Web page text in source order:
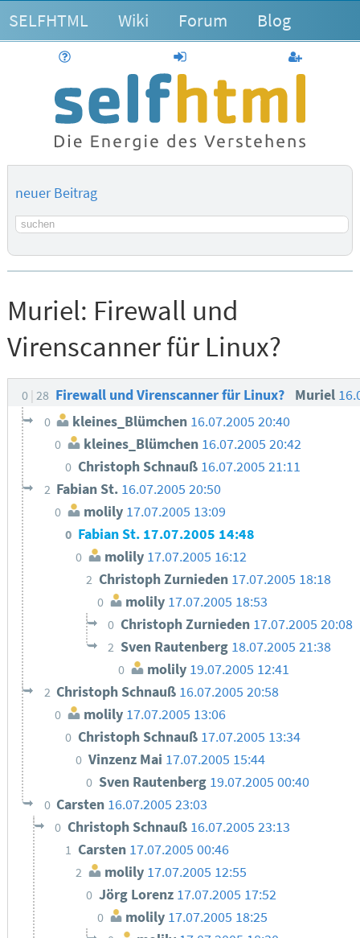
SELFHTML Wiki Forum Blog
anmelden
neuer Beitrag
Suchbegriff
Muriel: Firewall und
Virenscanner für Linux?
0 28 Firewall und Virenscanner für Linux? Muriel
0 kleines_Blümchen 16.07.2005 20:40
0 kleines_Blümchen 16.07.2005 20:42
0 Christoph Schnauß 16.07.2005 21:11
2 Fabian St. 16.07.2005 20:50
0 molily 17.07.2005 13:09
0 Fabian St. 17.07.2005 14:48
0 molily 17.07.2005 16:12
2 Christoph Zurnieden 17.07.2005 18:18
0 molily 17.07.2005 18:53
0 Christoph Zurnieden 17.07.2005 20:08
2 Sven Rautenberg 18.07.2005 21:38
0 molily 19.07.2005 12:41
2 Christoph Schnauß 16.07.2005 20:58
0 molily 17.07.2005 13:06
0 Christoph Schnauß 17.07.2005 13:34
0 Vinzenz Mai 17.07.2005 15:44
0 Sven Rautenberg 19.07.2005 00:40
0 Carsten 16.07.2005 23:03
0 Christoph Schnauß 16.07.2005 23:13
1 Carsten 17.07.2005 00:46
2 molily 17.07.2005 12:55
0 Jörg Lorenz 17.07.2005 17:52
0 molily 17.07.2005 18:25